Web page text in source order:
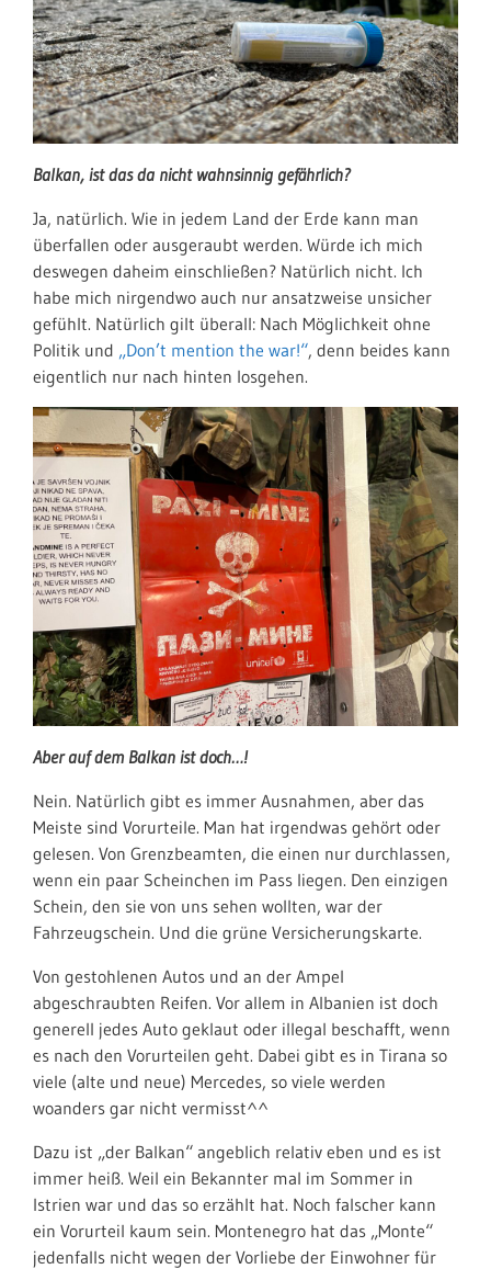
Balkan, ist das da nicht wahnsinnig gefährlich?
Ja, natürlich. Wie in jedem Land der Erde kann man
überfallen oder ausgeraubt werden. Würde ich mich
deswegen daheim einschließen? Natürlich nicht. Ich
habe mich nirgendwo auch nur ansatzweise unsicher
gefühlt. Natürlich gilt überall: Nach Möglichkeit ohne
Politik und „Don’t mention the war!“, denn beides kann
eigentlich nur nach hinten losgehen.
Aber auf dem Balkan ist doch…!
Nein. Natürlich gibt es immer Ausnahmen, aber das
Meiste sind Vorurteile. Man hat irgendwas gehört oder
gelesen. Von Grenzbeamten, die einen nur durchlassen,
wenn ein paar Scheinchen im Pass liegen. Den einzigen
Schein, den sie von uns sehen wollten, war der
Fahrzeugschein. Und die grüne Versicherungskarte.
Von gestohlenen Autos und an der Ampel
abgeschraubten Reifen. Vor allem in Albanien ist doch
generell jedes Auto geklaut oder illegal beschafft, wenn
es nach den Vorurteilen geht. Dabei gibt es in Tirana so
viele (alte und neue) Mercedes, so viele werden
woanders gar nicht vermisst^^
Dazu ist „der Balkan“ angeblich relativ eben und es ist
immer heiß. Weil ein Bekannter mal im Sommer in
Istrien war und das so erzählt hat. Noch falscher kann
ein Vorurteil kaum sein. Montenegro hat das „Monte“
jedenfalls nicht wegen der Vorliebe der Einwohner für